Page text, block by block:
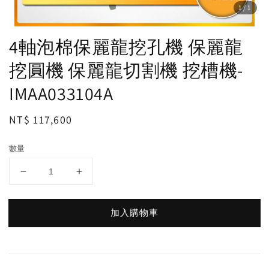
1/1
4軸泡棉保麗龍挖孔機 保麗龍
挖圓機 保麗龍切割機 挖槽機-
IMAA033104A
Regular
NT$ 117,600
數量
加入購物車